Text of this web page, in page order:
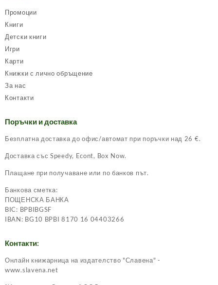
Промоции
Книги
Детски книги
Игри
Карти
Книжки с лично обръщение
За нас
Контакти
Поръчки и доставка
Безплатна доставка до офис/автомат при поръчки над 26 €.
Доставка със Speedy, Econt, Box Now.
Плащане при получаване или по банков път.
Банкова сметка:
ПОЩЕНСКА БАНКА
BIC: BPBIBGSF
IBAN: BG10 BPBI 8170 16 04403266
Контакти:
Онлайн книжарница на издателство "Славена" -
www.slavena.net